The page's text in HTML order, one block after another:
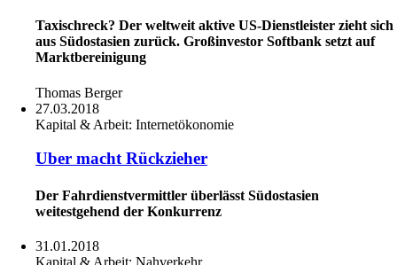
Taxischreck? Der weltweit aktive US-Dienstleister zieht sich
aus Südostasien zurück. Großinvestor Softbank setzt auf
Marktbereinigung
Thomas Berger
27.03.2018
Kapital & Arbeit: Internetökonomie
Uber macht Rückzieher
Der Fahrdienstvermittler überlässt Südostasien
weitestgehend der Konkurrenz
31.01.2018
Kapital & Arbeit: Nahverkehr